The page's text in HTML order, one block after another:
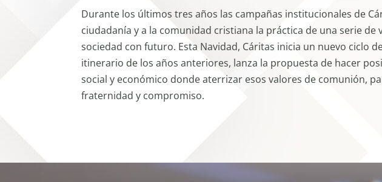
Durante los últimos tres años las campañas institucionales de
ciudadanía y a la comunidad cristiana la práctica de una serie de
sociedad con futuro. Esta Navidad, Cáritas inicia un nuevo ciclo
itinerario de los años anteriores, lanza la propuesta de hacer
social y económico donde aterrizar esos valores de comunión,
fraternidad y compromiso.